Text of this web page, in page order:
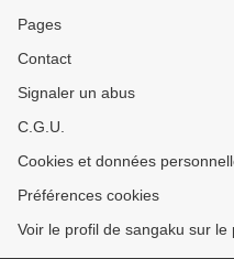
Pages
Contact
Signaler un abus
C.G.U.
Cookies et données
Préférences cookies
Voir le profil de sangaku sur le